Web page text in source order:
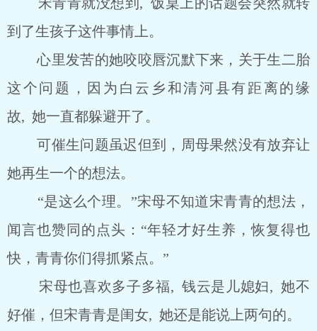
到了生孩子这件事情上。
心里发苦的她咬咬唇沉默下来，关于生二胎
这个问题，因为白云乡和清河县有距离的缘
故, 她一直都躲避开了。
可催生问题虽迟但到，周母果然没有放弃让
她再生一个的想法。
“是这么个理。”宋母不知道宋青青的想法，
闻言也赞同的点头：“年轻才好生养，恢复得也
快，青青你们得抓紧点。”
宋母也喜欢多子多福, 钱云是儿媳妇, 她不
好催，但宋青青是闺女, 她还是能说上两句的。